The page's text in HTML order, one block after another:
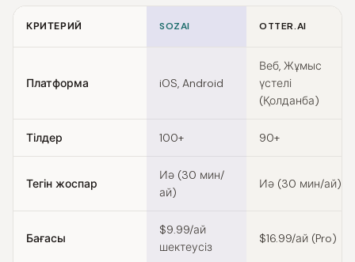
КРИТЕРИЙ SOZAI OTTER.AI
Платформа iOS, Android
Веб, Жұмыс
үстелі
(Қолданба)
Тілдер 100+ 90+
Тегін жоспар
Иә (30 мин/
ай)
Иә (30 мин/ай)
Бағасы
$9.99/ай
шектеусіз
$16.99/ай (Pro)